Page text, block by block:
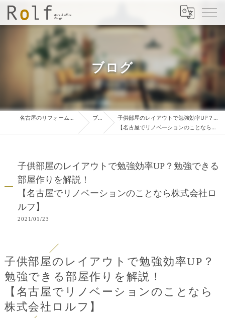
ブログ
名古屋のリフォームは株式会社ロルフ ブログ
子供部屋のレイアウトで勉強効率UP？勉強できる部屋作りを解説！
【名古屋でリノベーションのことなら株式会社ロルフ】
子供部屋のレイアウトで勉強効率UP？勉強できる
部屋作りを解説！
【名古屋でリノベーションのことなら株式会社ロ
ルフ】
2021/01/23
子供部屋のレイアウトで勉強効率UP？
勉強できる部屋作りを解説！
【名古屋でリノベーションのことなら
株式会社ロルフ】